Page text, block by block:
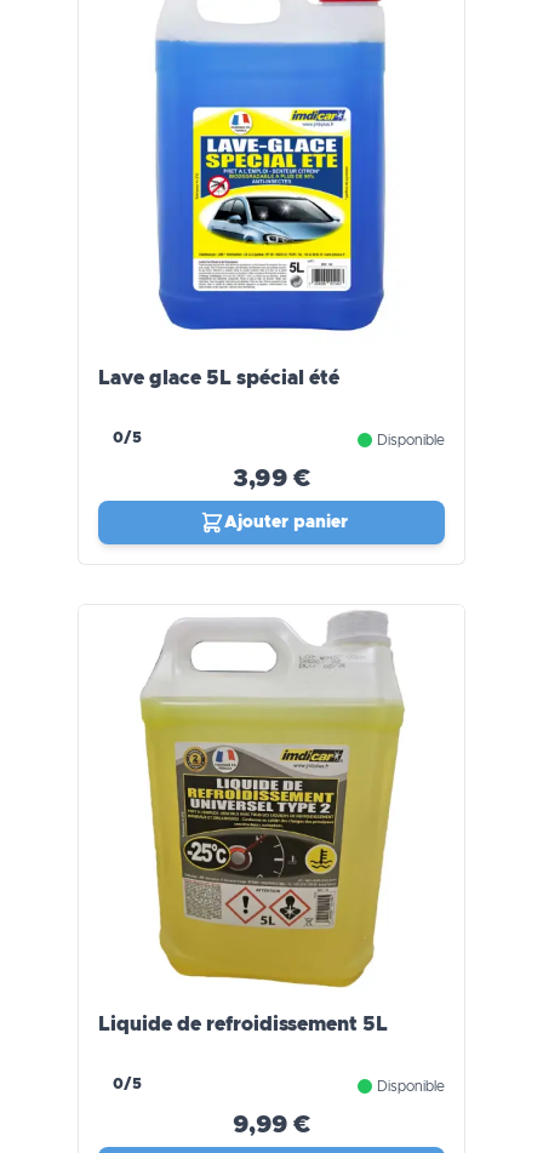
Lave glace 5L spécial été
0/5 Disponible
3,99 €
Ajouter panier
Liquide de refroidissement 5L
0/5 Disponible
9,99 €